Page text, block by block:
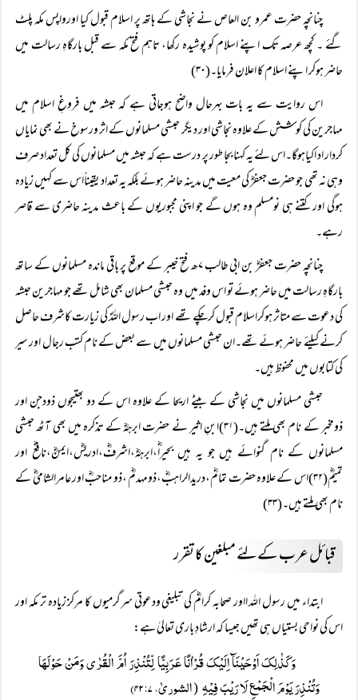
چنانچہ حضرت عمرو بن العاص نے نجاشی کے ہاتھ پر اسلام قبول کیا اورواپس مکہ پلٹ
گئے ۔ کچھ عرصہ تک اپنے اسلام کو پوشیدہ رکھا، تاہم فتح مکہ سے قبل بارگاہِ رسالت میں
حاضر ہوکر اپنے اسلام کا اعلان فرمایا۔(۳۰)
اس روایت سے یہ بات بہرحال واضح ہوجاتی ہے کہ حبشہ میں فروغِ اسلام میں
مہاجرین کی کوشش کے علاوہ نجاشی اور دیگر حبشی مسلمانوں کے اثر ورسوخ نے بھی نمایاں
کردار اد اکیاہوگا۔اس لئے یہ کہنا بجا طور پر درست ہے کہ حبشہ میں مسلمانوں کی کل تعداد صرف
وہی نہ تھی جو حضرت جعفرؓ کی معیت میں مدینہ حاضر ہوئے بلکہ یہ تعداد یقیناًاس سے کہیں زیادہ
ہوگی اور کتنے ہی نومسلم وہ ہوں گے جو اپنی مجبوریوں کے باعث مدینہ حاضری سے قاصر
رہے۔
چنانچہ حضرت جعفرؓ بن ابی طالب ۷ھ فتح خیبر کے موقع پر باقی ماندہ مسلمانوں کے ساتھ
بارگاہِ رسالت میں حاضر ہوئے تو اس وفد میں وہ حبشی مسلمان بھی شامل تھے جو مہاجرین حبشہ
کی دعوت سے متاثر ہوکراسلام قبول کرچکے تھے اور اب رسول اللہؐ کی زیارت کاشرف حاصل
کرنے کیلئے حاضر ہوئے تھے۔ان حبشی مسلمانوں میں سے بعض کے نام کتب رجال اور سیر
کی کتابوں میں محفوظ ہیں۔
حبشی مسلمانوں میں نجاشی کے بیٹے اریحا کے علاوہ اس کے دو بھتیجوں ذودجن اور
ذومخبر کے نام بھی ملتے ہیں۔(۳۱)ابنِ اثیر نے حضرت ابرہہؓ کے تذکرہ میں بھی آٹھ حبشی
مسلمانوں کے نام گنوائے ہیں جو یہ ہیں بحیراؓ،ابرہہؓ،اشرفؓ،ادریسؓ،ایمنؓ،نافعؓ اور
تمیمؓ(۳۲)اس کے علاوہ حضرت تمامؓ،دریدالراہبؓ،ذومہدمؓ ،ذو مناحبؓ اور عامرالشامیؓ کے
نام بھی ملتے ہیں۔(۳۳)
قبائل عرب کے لئے مبلغین کا تقرر
ابتداء میں رسول اللہ ااور صحابہ کرامؓ کی تبلیغی ودعوتی سرگرمیوں کا مرکز زیادہ تر مکہ اور
اس کی نواحی بستیاں ہی تھیں جیسا کہ ارشادِ باری تعالیٰ ہے:
وَکَذٰلِکَ اَوْحَیْنَآ اِلَیْکَ قُرْاٰنًا عَرَبِیًّا لِّتُنْذِرَ اُمَّ الْقُرٰی وَمَنْ حَوْلَھَا
وَتُنْذِرَ یَوْمَ الْجَمْعِ لَا رَیْبَ فِیْہِ(الشوریٰ، ۴۲:۷)